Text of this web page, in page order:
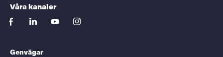
Våra kanaler
facebooklinkedinyoutubeinstagram
Genvägar